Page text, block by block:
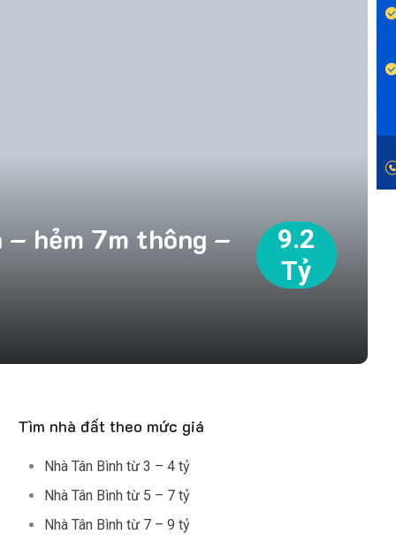
hẻm 7m thông –
9.2
Tỷ
Tìm nhà đất theo mức giá
Nhà Tân Bình từ 3 – 4 tỷ
Nhà Tân Bình từ 5 – 7 tỷ
Nhà Tân Bình từ 7 – 9 tỷ